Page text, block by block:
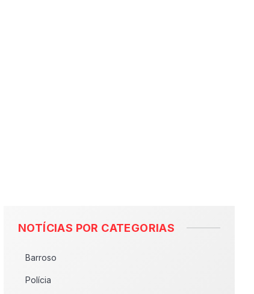
NOTÍCIAS POR CATEGORIAS
Barroso
Polícia